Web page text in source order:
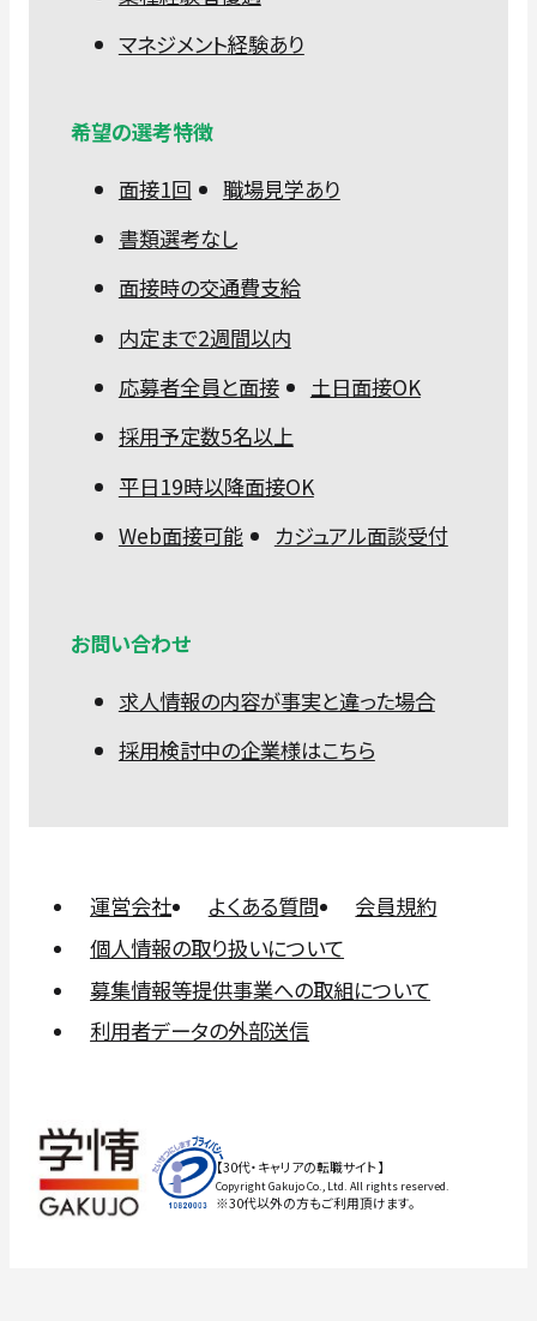
マネジメント経験あり
希望の選考特徴
面接1回
職場見学あり
書類選考なし
面接時の交通費支給
内定まで2週間以内
応募者全員と面接
土日面接OK
採用予定数5名以上
平日19時以降面接OK
Web面接可能
カジュアル面談受付
お問い合わせ
求人情報の内容が事実と違った場合
採用検討中の企業様はこちら
運営会社 よくある質問
会員規約
個人情報の取り扱いについて
募集情報等提供事業への取組について
利用者データの外部送信
【30代・キャリアの転職サイト】
Copyright Gakujo Co., Ltd. All rights reserved.
※30代以外の方もご利用頂けます。